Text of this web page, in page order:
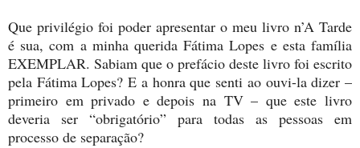
Que privilégio foi poder apresentar o meu livro n’A Tarde
é sua, com a minha querida Fátima Lopes e esta família
EXEMPLAR. Sabiam que o prefácio deste livro foi escrito
pela Fátima Lopes? E a honra que senti ao ouvi-la dizer –
primeiro em privado e depois na TV – que este livro
deveria ser “obrigatório” para todas as pessoas em
processo de separação?